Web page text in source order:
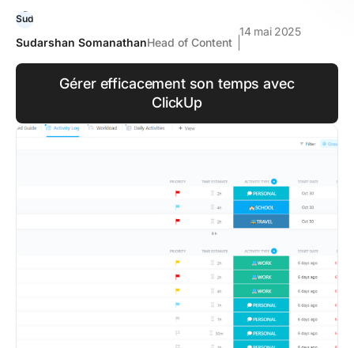
Sudarshan SomanathanHead of Content
14 mai 2025
Gérer efficacement son temps avec
ClickUp